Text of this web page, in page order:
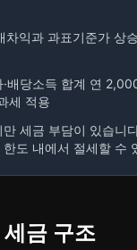
차익과 과표기준가 상
·배당소득 합계 연
세 적용
만 세금 부담이 있습니
도 내에서 절세할 수
금 구조